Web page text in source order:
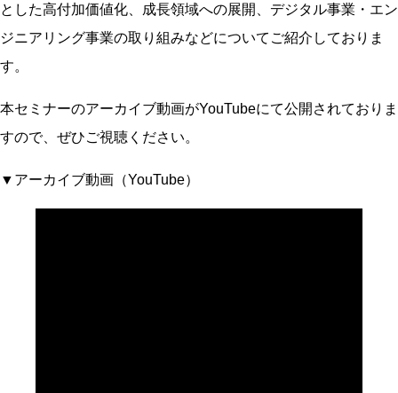
とした高付加価値化、成長領域への展開、デジタル事業・エン
ジニアリング事業の取り組みなどについてご紹介しておりま
す。
本セミナーのアーカイブ動画がYouTubeにて公開されておりま
すので、ぜひご視聴ください。
▼アーカイブ動画（YouTube）